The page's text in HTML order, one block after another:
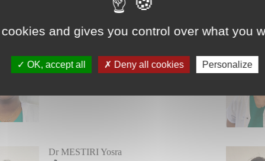
Mail et ligne directe : professionnels,
identifiez vous.
Dr MESTIRI Yosra
and gives you control over what you
OK, accept all Deny all cookies Personalize